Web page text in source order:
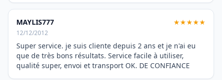
MAYLIS777 ★★★★★
12/12/2012
Super service. je suis cliente depuis 2 ans et je n'ai eu
que de très bons résultats. Service facile à utiliser,
qualité super, envoi et transport OK. DE CONFIANCE